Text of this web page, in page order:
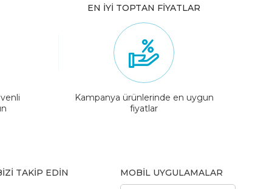
EN İYİ TOPTAN FİYATLAR
Kampanya ürünlerinde en uygun
fiyatlar
TAKİP EDİN MOBİL UYGULAMALAR